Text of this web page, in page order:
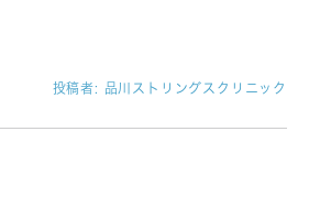
投稿者: 品川ストリングスクリニック